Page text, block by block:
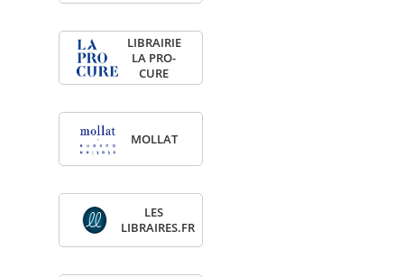
LIBRAI­RIE
LA PRO­
CURE
MOL­LAT
LES
LIBRAIRES.FR